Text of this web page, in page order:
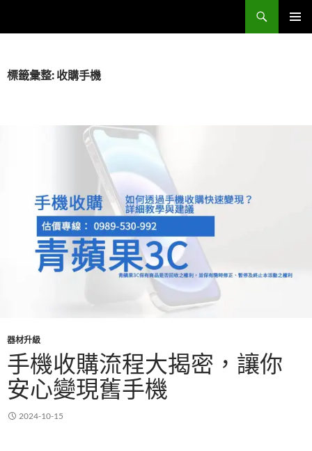
內標籤彙整: 收購手機
器材升級
手機收購流程大揭密，讓你
安心變現舊手機
2024-10-15